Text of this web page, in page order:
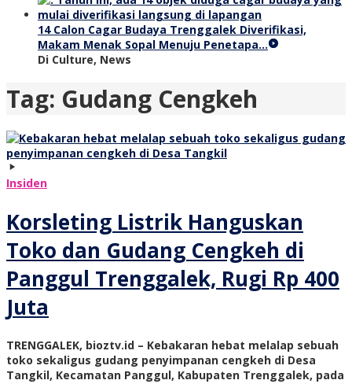
14 Calon Cagar Budaya Trenggalek Diverifikasi,
Makam Menak Sopal Menuju Penetapa…
Di Culture, News
Tag: Gudang Cengkeh
Insiden
Korsleting Listrik Hanguskan
Toko dan Gudang Cengkeh di
Panggul Trenggalek, Rugi Rp 400
Juta
TRENGGALEK, bioztv.id – Kebakaran hebat melalap sebuah
toko sekaligus gudang penyimpanan cengkeh di Desa
Tangkil, Kecamatan Panggul, Kabupaten Trenggalek, pada